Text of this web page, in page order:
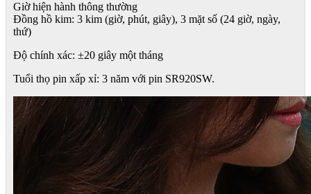
Giờ hiện hành thông thường
Đồng hồ kim: 3 kim (giờ, phút, giây), 3 mặt số (24 giờ, ngày,
thứ)
Độ chính xác: ±20 giây một tháng
Tuổi thọ pin xấp xỉ: 3 năm với pin SR920SW.